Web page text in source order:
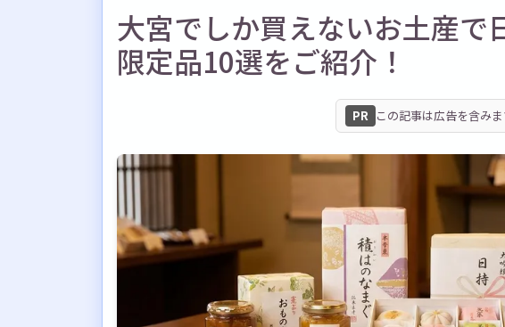
大宮でしか買えないお土産で
限定品10選をご紹介！
PR この記事は広告を含み